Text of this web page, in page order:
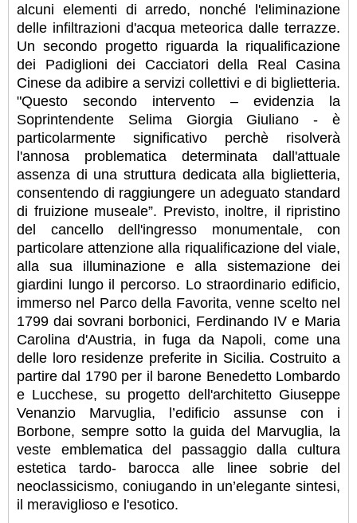
alcuni elementi di arredo, nonché l'eliminazione
delle infiltrazioni d'acqua meteorica dalle terrazze.
Un secondo progetto riguarda la riqualificazione
dei Padiglioni dei Cacciatori della Real Casina
Cinese da adibire a servizi collettivi e di biglietteria.
"Questo secondo intervento – evidenzia la
Soprintendente Selima Giorgia Giuliano - è
particolarmente significativo perchè risolverà
l'annosa problematica determinata dall'attuale
assenza di una struttura dedicata alla biglietteria,
consentendo di raggiungere un adeguato standard
di fruizione museale”. Previsto, inoltre, il ripristino
del cancello dell'ingresso monumentale, con
particolare attenzione alla riqualificazione del viale,
alla sua illuminazione e alla sistemazione dei
giardini lungo il percorso. Lo straordinario edificio,
immerso nel Parco della Favorita, venne scelto nel
1799 dai sovrani borbonici, Ferdinando IV e Maria
Carolina d'Austria, in fuga da Napoli, come una
delle loro residenze preferite in Sicilia. Costruito a
partire dal 1790 per il barone Benedetto Lombardo
e Lucchese, su progetto dell'architetto Giuseppe
Venanzio Marvuglia, l’edificio assunse con i
Borbone, sempre sotto la guida del Marvuglia, la
veste emblematica del passaggio dalla cultura
estetica tardo- barocca alle linee sobrie del
neoclassicismo, coniugando in un’elegante sintesi,
il meraviglioso e l'esotico.